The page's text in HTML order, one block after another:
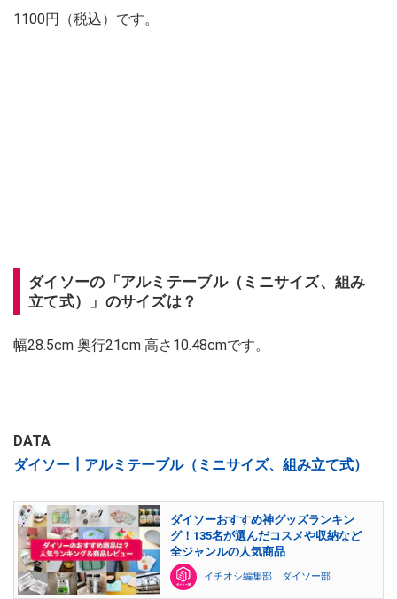
1100円（税込）です。
ダイソーの「アルミテーブル（ミニサイズ、組み
立て式）」のサイズは？
幅28.5cm 奥行21cm 高さ10.48cmです。
DATA
ダイソー┃アルミテーブル（ミニサイズ、組み立て式）
ダイソーおすすめ神グッズランキン
グ！135名が選んだコスメや収納など
全ジャンルの人気商品
イチオシ編集部 ダイソー部